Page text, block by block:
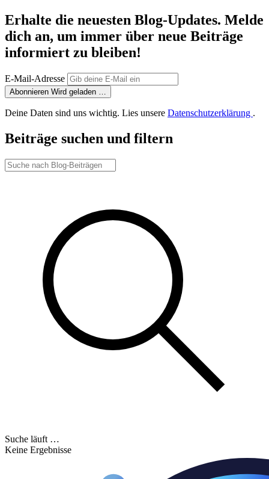
Erhalte die neuesten Blog-Updates. Melde
dich an, um immer über neue Beiträge
informiert zu bleiben!
E-Mail-Adresse
Abonnieren Wird geladen …
Deine Daten sind uns wichtig. Lies unsere Datenschutzerklärung .
Beiträge suchen und filtern
Suche läuft …
Keine Ergebnisse